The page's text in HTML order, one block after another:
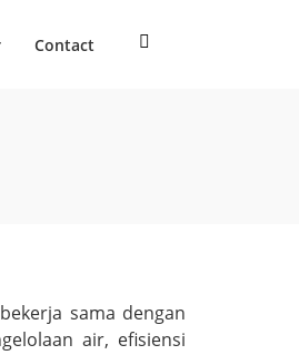
Contact
sama dengan
air, efisiensi